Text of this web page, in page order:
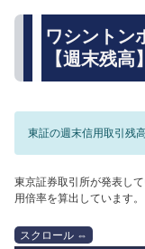
ワシントン
【週末残高】
東証の週末信用取引残
東京証券取引所が発表し
用倍率を算出しています。